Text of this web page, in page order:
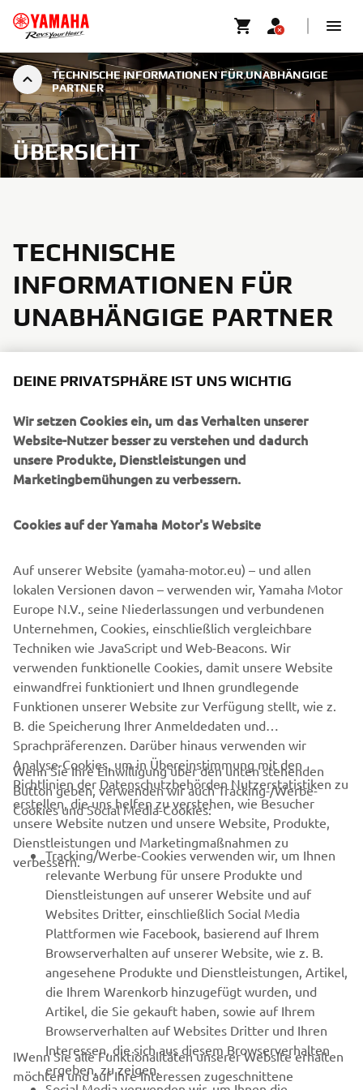
TECHNISCHE INFORMATIONEN FÜR UNABHÄNGIGE
PARTNER
ÜBERSICHT
TECHNISCHE
INFORMATIONEN FÜR
UNABHÄNGIGE PARTNER
oder Reparatur auf unserem Portal sind auf unserem
auf den Link zu unserem Yamaha Portal:
YAMAHA PORTAL
Partner zu registrieren.
Wenn du nur einen Eintrag in unserem digitalen Service
Record (DSR) registrieren möchtest, kannst du hier
klicken:
DIGITALE SERVICEAUFZEICHNUNG
UNTERNEHMEN
B2B
MEHR YAMAHA
SUPPORT
NEWSLETTER
Erfahre als Erster von den neuesten Angeboten,
Sonderveranstaltungen, Neuerscheinungen und vielem mehr.
DEINE PRIVATSPHÄRE IST UNS WICHTIG
Wir setzen Cookies ein, um das Verhalten unserer
Website-Nutzer besser zu verstehen und dadurch
unsere Produkte, Dienstleistungen und
Marketingbemühungen zu verbessern.
Cookies auf der Yamaha Motor's Website
Auf unserer Website (yamaha-motor.eu) – und allen
lokalen Versionen davon – verwenden wir, Yamaha Motor
Europe N.V., seine Niederlassungen und verbundenen
Unternehmen, Cookies, einschließlich vergleichbare
Techniken wie JavaScript und Web-Beacons. Wir
verwenden funktionelle Cookies, damit unsere Website
einwandfrei funktioniert und Ihnen grundlegende
Funktionen unserer Website zur Verfügung stellt, wie z.
B. die Speicherung Ihrer Anmeldedaten und
Sprachpräferenzen. Darüber hinaus verwenden wir
Analyse-Cookies, um in Übereinstimmung mit den
Richtlinien der Datenschutzbehörden Nutzerstatistiken zu
erstellen, die uns helfen zu verstehen, wie Besucher
unsere Website nutzen und unsere Website, Produkte,
Dienstleistungen und Marketingmaßnahmen zu
verbessern.
Wenn Sie Ihre Einwilligung über den unten stehenden
Button geben, verwenden wir auch Tracking-/Werbe-
Cookies und Social Media-Cookies:
Tracking/Werbe-Cookies verwenden wir, um Ihnen
relevante Werbung für unsere Produkte und
Dienstleistungen auf unserer Website und auf
Websites Dritter, einschließlich Social Media
Plattformen wie Facebook, basierend auf Ihrem
Browserverhalten auf unserer Website, wie z. B.
angesehene Produkte und Dienstleistungen, Artikel,
die Ihrem Warenkorb hinzugefügt wurden, und
Artikel, die Sie gekauft haben, sowie auf Ihrem
Browserverhalten auf Websites Dritter und Ihren
Interessen, die sich aus diesem Browserverhalten
ergeben, zu zeigen.
IWenn Sie alle Funktionalitäten unserer Website erhalten
möchten und auf Ihre Interessen zugeschnittene